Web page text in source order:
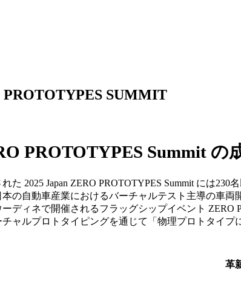
PROTOTYPES SUMMIT
PROTOTYPES Summit
た 2025 Japan ZERO PROTOTYPES Summit には
の自動車産業におけるバーチャルテスト主導の車両
ディネで開催されるフラッグシップイベント
ャルプロトタイピングを通じて「物理プロトタイ
革